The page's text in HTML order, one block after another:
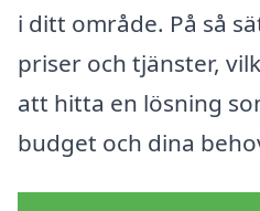
i ditt område. På så
priser och tjänster,
att hitta en lösning
budget och dina